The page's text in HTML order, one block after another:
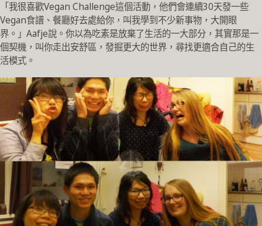
「我很喜歡Vegan Challenge這個活動，他們會連續30天發一些
Vegan食譜、餐廳好去處給你，叫我學到不少新事物，大開眼
界。」Aafje說。你以為吃素是放棄了生活的一大部分，其實那是一
個契機，叫你走出安舒區，發掘更大的世界，尋找更適合自己的生
活模式。